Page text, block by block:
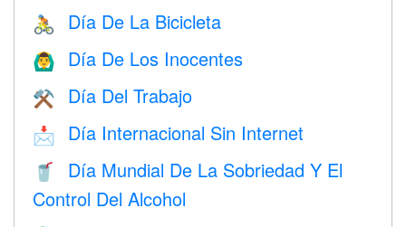
🚴 Día De La Bicicleta
🙆‍♂️ Día De Los Inocentes
⚒️ Día Del Trabajo
📩 Día Internacional Sin Internet
🥤
Día Mundial De La Sobriedad Y El
Control Del Alcohol